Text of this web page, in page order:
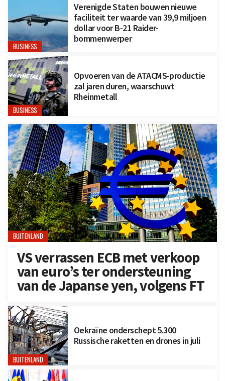
BUSINESS
Verenigde Staten bouwen nieuwe
faciliteit ter waarde van 39,9 miljoen
dollar voor B-21 Raider-
bommenwerper
BUSINESS
Opvoeren van de ATACMS-productie
zal jaren duren, waarschuwt
Rheinmetall
BUITENLAND
VS verrassen ECB met verkoop
van euro’s ter ondersteuning
van de Japanse yen, volgens FT
BUITENLAND
Oekraïne onderschept 5.300
Russische raketten en drones in juli